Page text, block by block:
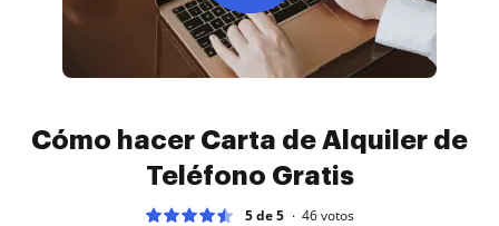
Cómo hacer Carta de Alquiler de
Teléfono Gratis
5 de 5 46votos